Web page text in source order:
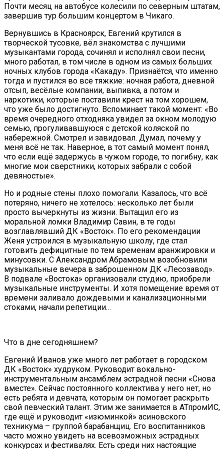
Почти месяц на автобусе колесили по северным штатам,
завершив тур большим концертом в Чикаго.
Вернувшись в Красноярск, Евгений крутился в
творческой тусовке, вёл знакомства с лучшими
музыкантами города, сочинял и исполнял свои песни,
много работал, в том числе в одном из самых больших
ночных клубов города «Какаду». Признаётся, что именно
тогда и пустился во все тяжкие: ночная работа, дневной
отсып, весёлые компании, выпивка, а потом и
наркотики, которые поставили крест на том хорошем,
что уже было достигнуто. Вспоминает такой момент: «Во
время очередного отходняка увидел за окном молодую
семью, прогуливавшуюся с детской коляской по
набережной. Смотрел и завидовал. Думал, почему у
меня всё не так. Наверное, в тот самый момент понял,
что если ещё задержусь в чужом городе, то погибну, как
многие мои сверстники, которых забрали с собой
девяностые».
Но и родные стены плохо помогали. Казалось, что всё
потеряно, ничего не хотелось: несколько лет были
просто вычеркнуты из жизни. Вытащил его из
моральной ломки Владимир Савин, в те годы
возглавлявший ДК «Восток». По его рекомендации
Женя устроился в музыкальную школу, где стал
готовить дефицитные по тем временам аранжировки и
минусовки. С Александром Абрамовым возобновили
музыкальные вечера в заброшенном ДК «Лесозавод».
В подвале «Востока» организовали студию, приобрели
музыкальные инструменты. И хотя помещение время от
времени заливало дождевыми и канализационными
стоками, начали репетиции…
Что в дне сегодняшнем?
Евгений Иванов уже много лет работает в городском
ДК «Восток» худруком. Руководит вокально-
инструментальным ансамблем эстрадной песни «Снова
вместе». Сейчас постоянного коллектива у него нет, но
есть ребята и девчата, которым он помогает раскрыть
свой певческий талант. Этим же занимается в АТпромИС,
где ещё и руководит «изюминкой» асиновского
техникума – группой барабанщиц. Его воспитанников
часто можно увидеть на всевозможных эстрадных
конкурсах и фестивалях. Есть среди них настоящие